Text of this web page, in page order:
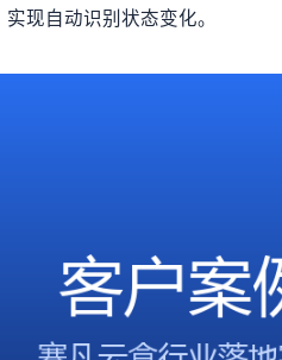
现自动识别状态变化。